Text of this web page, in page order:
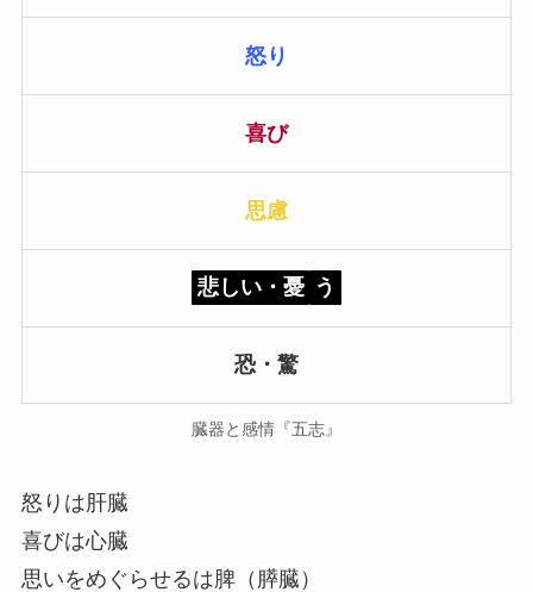
怒り
喜び
思慮
悲しい・憂 う
恐・驚
臓器と感情『五志』
怒りは肝臓
喜びは心臓
思いをめぐらせるは脾（膵臓）